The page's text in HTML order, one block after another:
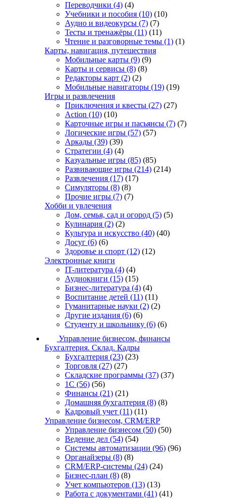
Переводчики (4) (4)
Учебники и пособия (10) (10)
Аудио и видеокурсы (7) (7)
Тесты и тренажёры (11) (11)
Чтение и разговорные темы (1) (1)
Карты, навигация, путешествия
Мобильные карты (9) (9)
Карты и сервисы (8) (8)
Редакторы карт (2) (2)
Мобильные навигаторы (19) (19)
Игры и развлечения
Приключения и квесты (27) (27)
Action (10) (10)
Карточные игры и пасьянсы (7) (7)
Логические игры (57) (57)
Аркады (39) (39)
Стратегии (4) (4)
Казуальные игры (85) (85)
Развивающие игры (214) (214)
Развлечения (17) (17)
Симуляторы (8) (8)
Прочие игры (7) (7)
Хобби и увлечения
Дом, семья, сад и огород (5) (5)
Кулинария (2) (2)
Культура и искусство (40) (40)
Досуг (6) (6)
Здоровье и спорт (12) (12)
Электронные книги
IT-литература (4) (4)
Аудиокниги (15) (15)
Бизнес-литература (4) (4)
Воспитание детей (11) (11)
Гуманитарные науки (2) (2)
Другие издания (6) (6)
Студенту и школьнику (6) (6)
Управление бизнесом, финансы
Бухгалтерия. Склад. Кадры
Бухгалтерия (23) (23)
Торговля (27) (27)
Складские программы (37) (37)
1С (56) (56)
Финансы (21) (21)
Домашняя бухгалтерия (8) (8)
Кадровый учет (11) (11)
Управление бизнесом, CRM/ERP
Управление бизнесом (50) (50)
Ведение дел (54) (54)
Системы автоматизации (96) (96)
Органайзеры (8) (8)
CRM/ERP-системы (24) (24)
Бизнес-план (8) (8)
Учет компьютеров (13) (13)
Работа с документами (41) (41)